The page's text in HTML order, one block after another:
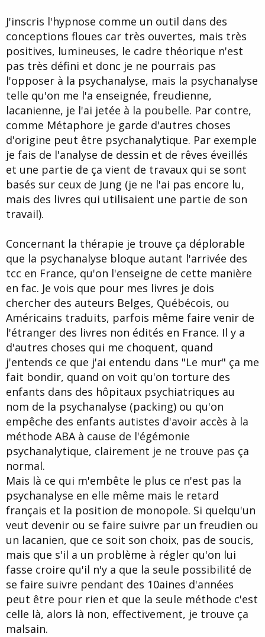
J'inscris l'hypnose comme un outil dans des
conceptions floues car très ouvertes, mais très
positives, lumineuses, le cadre théorique n'est
pas très défini et donc je ne pourrais pas
l'opposer à la psychanalyse, mais la psychanalyse
telle qu'on me l'a enseignée, freudienne,
lacanienne, je l'ai jetée à la poubelle. Par contre,
comme Métaphore je garde d'autres choses
d'origine peut être psychanalytique. Par exemple
je fais de l'analyse de dessin et de rêves éveillés
et une partie de ça vient de travaux qui se sont
basés sur ceux de Jung (je ne l'ai pas encore lu,
mais des livres qui utilisaient une partie de son
travail).
Concernant la thérapie je trouve ça déplorable
que la psychanalyse bloque autant l'arrivée des
tcc en France, qu'on l'enseigne de cette manière
en fac. Je vois que pour mes livres je dois
chercher des auteurs Belges, Québécois, ou
Américains traduits, parfois même faire venir de
l'étranger des livres non édités en France. Il y a
d'autres choses qui me choquent, quand
j'entends ce que j'ai entendu dans "Le mur" ça me
fait bondir, quand on voit qu'on torture des
enfants dans des hôpitaux psychiatriques au
nom de la psychanalyse (packing) ou qu'on
empêche des enfants autistes d'avoir accès à la
méthode ABA à cause de l'égémonie
psychanalytique, clairement je ne trouve pas ça
normal.
Mais là ce qui m'embête le plus ce n'est pas la
psychanalyse en elle même mais le retard
français et la position de monopole. Si quelqu'un
veut devenir ou se faire suivre par un freudien ou
un lacanien, que ce soit son choix, pas de soucis,
mais que s'il a un problème à régler qu'on lui
fasse croire qu'il n'y a que la seule possibilité de
se faire suivre pendant des 10aines d'années
peut être pour rien et que la seule méthode c'est
celle là, alors là non, effectivement, je trouve ça
malsain.